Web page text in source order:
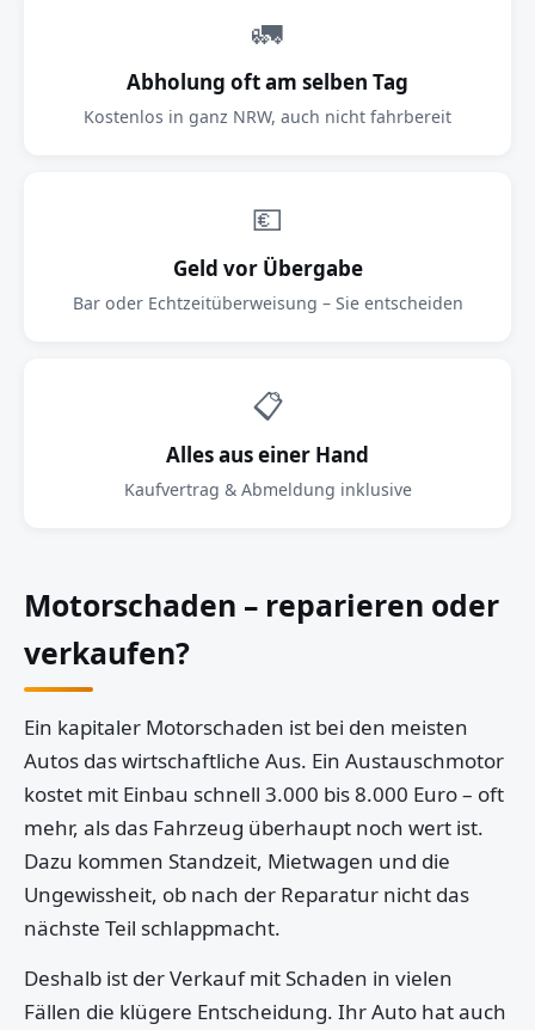
🚛
Abholung oft am selben Tag
Kostenlos in ganz NRW, auch nicht fahrbereit
💶
Geld vor Übergabe
Bar oder Echtzeitüberweisung – Sie entscheiden
📋
Alles aus einer Hand
Kaufvertrag & Abmeldung inklusive
Motorschaden – reparieren oder
verkaufen?
Ein kapitaler Motorschaden ist bei den meisten
Autos das wirtschaftliche Aus. Ein Austauschmotor
kostet mit Einbau schnell 3.000 bis 8.000 Euro – oft
mehr, als das Fahrzeug überhaupt noch wert ist.
Dazu kommen Standzeit, Mietwagen und die
Ungewissheit, ob nach der Reparatur nicht das
nächste Teil schlappmacht.
Deshalb ist der Verkauf mit Schaden in vielen
Fällen die klügere Entscheidung. Ihr Auto hat auch